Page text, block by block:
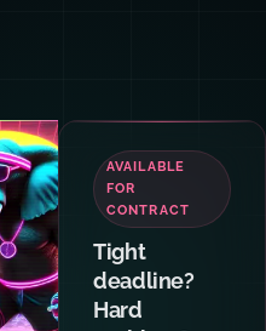
TEAM
TRAINING
Want your
team and
agents
writing code